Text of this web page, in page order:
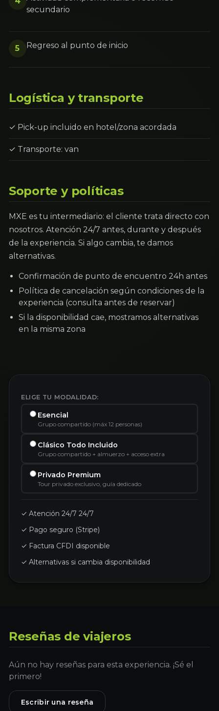
secundario
5 Regreso al punto de inicio
Logística y transporte
✓ Pick-up incluido en hotel/zona acordada
✓ Transporte: van
Soporte y políticas
MXE es tu intermediario: el cliente trata directo con
nosotros. Atención 24/7 antes, durante y después
de la experiencia. Si algo cambia, te damos
alternativas.
Confirmación de punto de encuentro 24h antes
Política de cancelación según condiciones de la
experiencia (consulta antes de reservar)
Si la disponibilidad cae, mostramos alternativas
en la misma zona
ELIGE TU MODALIDAD:
Esencial
Grupo compartido (máx 12 personas)
Clásico Todo Incluido
Grupo compartido + almuerzo + acceso extra
Privado Premium
Tour privado exclusivo, guía dedicado
✓ Atención 24/7 24/7
✓ Pago seguro (Stripe)
✓ Factura CFDI disponible
✓ Alternativas si cambia disponibilidad
Reseñas de viajeros
Aún no hay reseñas para esta experiencia. ¡Sé el
primero!
Escribir una reseña